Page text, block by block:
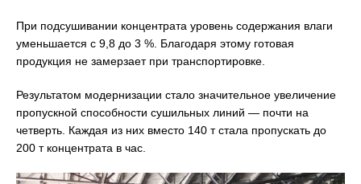
При подсушивании концентрата уровень содержания влаги
уменьшается с 9,8 до 3 %. Благодаря этому готовая
продукция не замерзает при транспортировке.
Результатом модернизации стало значительное увеличение
пропускной способности сушильных линий — почти на
четверть. Каждая из них вместо 140 т стала пропускать до
200 т концентрата в час.